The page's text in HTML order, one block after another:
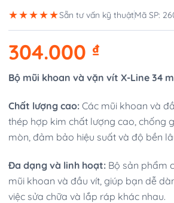
★★★★★Sẵn tư vấn kỹ thuậtMã SP:
304.000 ₫
Bộ mũi khoan và vặn vít X-Line 34
Chất lượng cao: Các mũi khoan và
thép hợp kim chất lượng cao, chống
mòn, đảm bảo hiệu suất và độ bền
Đa dạng và linh hoạt: Bộ sản phẩm
mũi khoan và đầu vít, giúp bạn dễ
việc sửa chữa và lắp ráp khác nhau.